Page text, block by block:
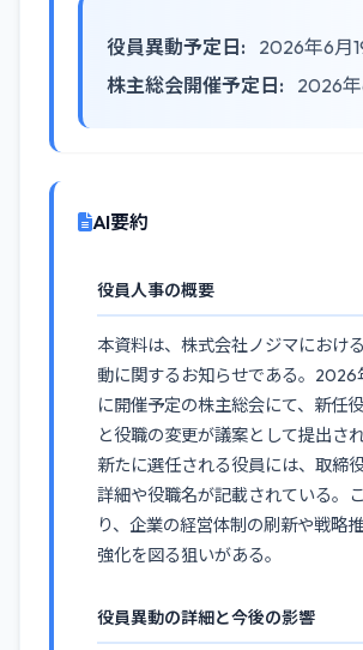
役員異動予定日:
2026年6月
株主総会開催予定日:
2026年
AI要約
役員人事の概要
本資料は、株式会社ノジマにおけ
動に関するお知らせである。2026
に開催予定の株主総会にて、新任
と役職の変更が議案として提出され
新たに選任される役員には、取締
詳細や役職名が記載されている。
り、企業の経営体制の刷新や戦略
強化を図る狙いがある。
役員異動の詳細と今後の影響